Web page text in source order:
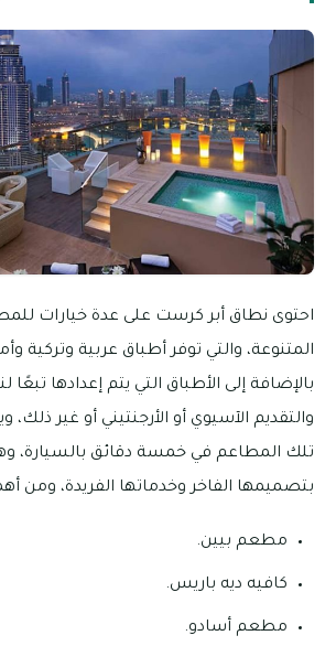
احتوى نطاق أبر كرست على عدة خيارات
المتنوعة، والتي توفر أطباق عربية وتركية
بالإضافة إلى الأطباق التي يتم إعدادها
والتقديم الآسيوي أو الأرجنتيني أو غير
تلك المطاعم في خمسة دقائق بالسيارة،
بتصميمها الفاخر وخدماتها الفريدة، ومن
مطعم بيين.
كافيه ديه باريس.
مطعم أسادو.